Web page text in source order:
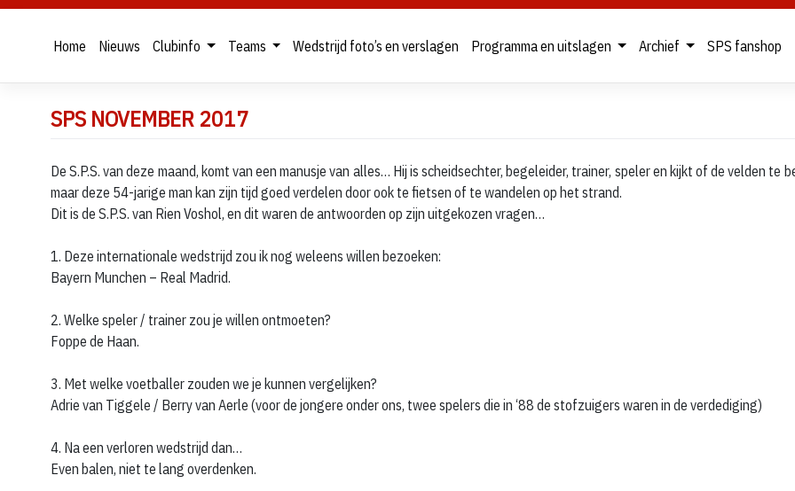
Home Nieuws Clubinfo Teams Wedstrijd foto’s en verslagen Programma en uitslagen Archief SPS fanshop
SPS NOVEMBER 2017
De S.P.S. van deze maand, komt van een manusje van alles… Hij is scheidsechter, begeleider, trainer, speler en kijkt of de velden
maar deze 54-jarige man kan zijn tijd goed verdelen door ook te fietsen of te wandelen op het strand.
Dit is de S.P.S. van Rien Voshol, en dit waren de antwoorden op zijn uitgekozen vragen…
1. Deze internationale wedstrijd zou ik nog weleens willen bezoeken:
Bayern Munchen – Real Madrid.
2. Welke speler / trainer zou je willen ontmoeten?
Foppe de Haan.
3. Met welke voetballer zouden we je kunnen vergelijken?
Adrie van Tiggele / Berry van Aerle (voor de jongere onder ons, twee spelers die in ‘88 de stofzuigers waren in de verdediging)
4. Na een verloren wedstrijd dan…
Even balen, niet te lang overdenken.